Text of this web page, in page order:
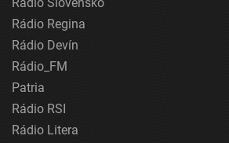
Rádio Regina
Rádio Devín
Rádio_FM
Patria
Rádio RSI
Rádio Litera